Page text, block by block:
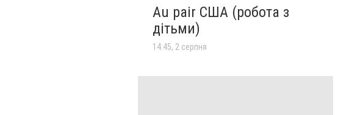
Au pair США (робота з
дітьми)
14:45, 2 серпня